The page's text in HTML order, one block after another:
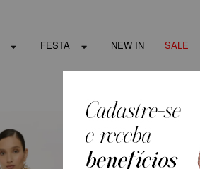
FESTA NEW IN SALE